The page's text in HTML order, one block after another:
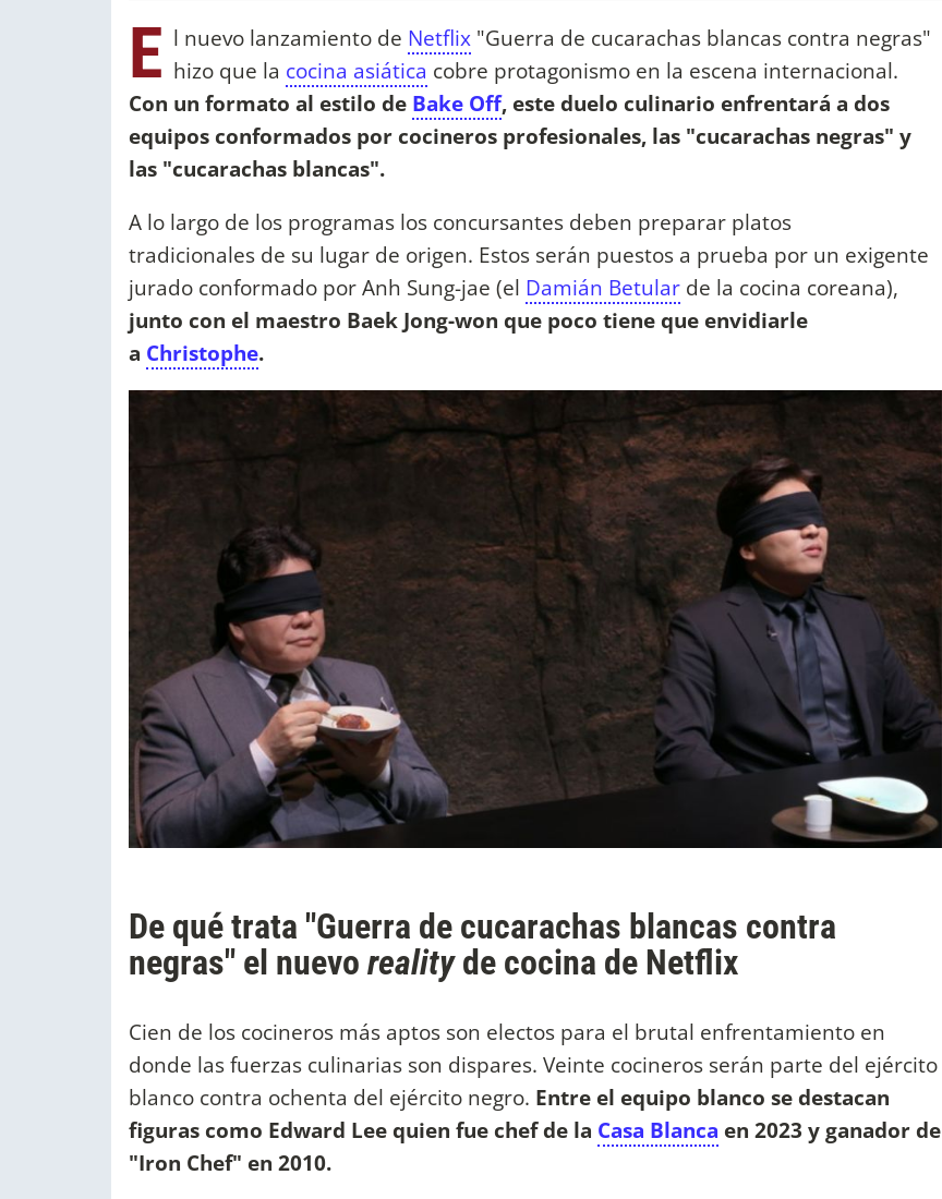
E l nuevo lanzamiento de Netflix "Guerra de cucarachas blancas contra negras"
hizo que la cocina asiática cobre protagonismo en la escena internacional.
Con un formato al estilo de Bake Off, este duelo culinario enfrentará a dos
equipos conformados por cocineros profesionales, las "cucarachas negras" y
las "cucarachas blancas".
A lo largo de los programas los concursantes deben preparar platos
tradicionales de su lugar de origen. Estos serán puestos a prueba por un exigente
jurado conformado por Anh Sung-jae (el Damián Betular de la cocina coreana),
junto con el maestro Baek Jong-won que poco tiene que envidiarle
a Christophe.
De qué trata "Guerra de cucarachas blancas contra
negras" el nuevo realityde cocina de Netflix
Cien de los cocineros más aptos son electos para el brutal enfrentamiento en
donde las fuerzas culinarias son dispares. Veinte cocineros serán parte del ejército
blanco contra ochenta del ejército negro. Entre el equipo blanco se destacan
figuras como Edward Lee quien fue chef de la Casa Blanca en 2023 y ganador de
"Iron Chef" en 2010.